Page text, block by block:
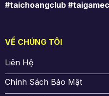
#taichoangclub
VỀ CHÚNG TÔI
Liên Hệ
Chính Sách Bảo Mật